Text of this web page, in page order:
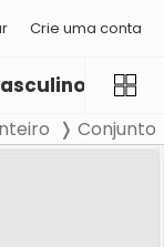
Crie uma conta
Conjunto